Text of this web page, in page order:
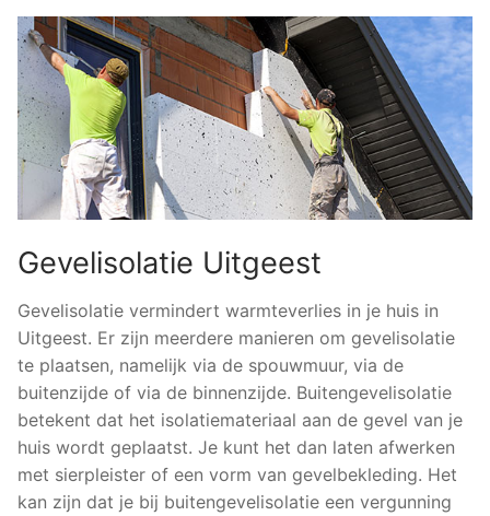
Gevelisolatie Uitgeest
Gevelisolatie vermindert warmteverlies in je huis in
Uitgeest. Er zijn meerdere manieren om gevelisolatie
te plaatsen, namelijk via de spouwmuur, via de
buitenzijde of via de binnenzijde. Buitengevelisolatie
betekent dat het isolatiemateriaal aan de gevel van je
huis wordt geplaatst. Je kunt het dan laten afwerken
met sierpleister of een vorm van gevelbekleding. Het
kan zijn dat je bij buitengevelisolatie een vergunning